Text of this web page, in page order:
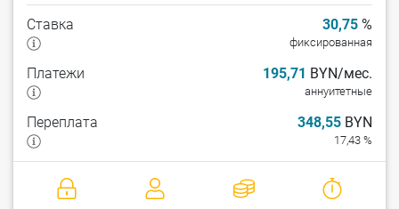
Ставка 30,75 %
фиксированная
Платежи 195,71 BYN/мес.
аннуитетные
Переплата 348,55 BYN
17,43 %